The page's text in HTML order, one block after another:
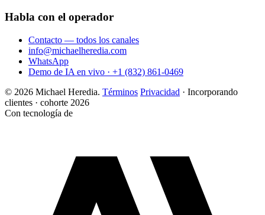
Habla con el operador
Contacto — todos los canales
info@michaelheredia.com
WhatsApp
Demo de IA en vivo · +1 (832) 861-0469
© 2026 Michael Heredia. Términos Privacidad · Incorporando
clientes · cohorte 2026
Con tecnología de